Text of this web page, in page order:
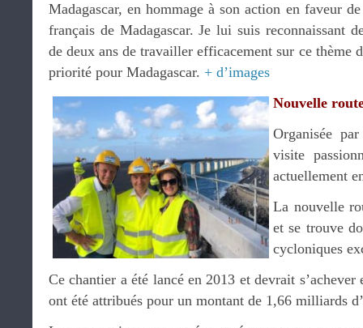
Madagascar, en hommage à son action en faveur
français de Madagascar. Je lui suis reconnaissant
de deux ans de travailler efficacement sur ce thème
priorité pour Madagascar. + d’images
Nouvelle
Organisée
visite
actuellement
La nouvelle
et se trouve
cycloniques
Ce chantier a été lancé en 2013 et devrait
ont été attribués pour un montant de 1,66 milliards